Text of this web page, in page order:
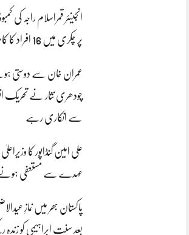
انجینئر قمراسلام راجہ کی
پر چکری میں 16 افراد کا کامیاب ریسکیو
عمران خان سے دوستی
چودھری نثار نے تحریک
سے انکاری رہے
علی امین گنڈاپور کا وزیراعلیٰ
عہدے سے مستعفی ہونے
پاکستان بھر میں نمازِ
بعد سنتِ ابراہیمی کو زندہ